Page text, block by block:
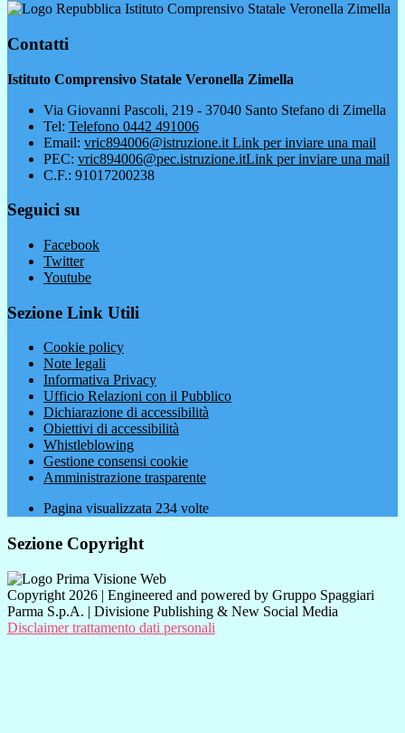
Istituto Comprensivo Statale Veronella Zimella
Contatti
Istituto Comprensivo Statale Veronella Zimella
Via Giovanni Pascoli, 219 - 37040 Santo Stefano di Zimella
Tel: Telefono 0442 491006
Email: vric894006@istruzione.it Link per inviare una mail
PEC: vric894006@pec.istruzione.itLink per inviare una mail
C.F.: 91017200238
Seguici su
Facebook
Twitter
Youtube
Sezione Link Utili
Cookie policy
Note legali
Informativa Privacy
Ufficio Relazioni con il Pubblico
Dichiarazione di accessibilità
Obiettivi di accessibilità
Whistleblowing
Gestione consensi cookie
Amministrazione trasparente
Pagina visualizzata 234 volte
Sezione Copyright
Copyright 2026 | Engineered and powered by Gruppo Spaggiari
Parma S.p.A. | Divisione Publishing & New Social Media
Disclaimer trattamento dati personali